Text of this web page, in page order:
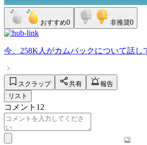
おすすめ0 非推奨0
今、 258K人 がカムバックについて話し
スクラップ 共有
報告
リスト
コメント 12